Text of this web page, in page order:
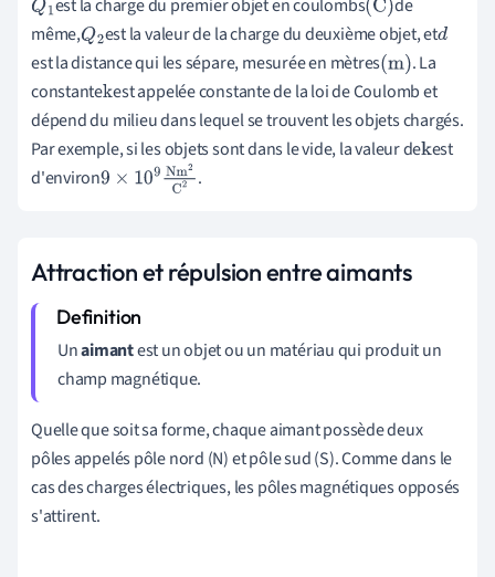
Q1est la charge du premier objet en coulombs(C) de
même,Q2est la valeur de la charge du deuxième objet, etd
est la distance qui les sépare, mesurée en mètres(m) . La
constantekest appelée constante de la loi de Coulomb et
dépend du milieu dans lequel se trouvent les objets chargés.
Par exemple, si les objets sont dans le vide, la valeur dekest
d'environ9×109Nm2C2.
Attraction et répulsion entre aimants
Unaimantest un objet ou un matériau qui produit un
champ magnétique.
Quelle que soit sa forme, chaque aimant possède deux
pôles appelés pôle nord (N) et pôle sud (S). Comme dans le
cas des charges électriques, les pôles magnétiques opposés
s'attirent.